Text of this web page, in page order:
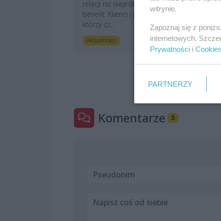
relacji niż niejeden rabat czy
benefit. Klienci i pracownicy,
którzy cz...
Aktualności art. sponsorowany
Komentarze 5
witrynie.
Zapoznaj się z
internetowych.
Prywatności i Cookies
PARTNERZY